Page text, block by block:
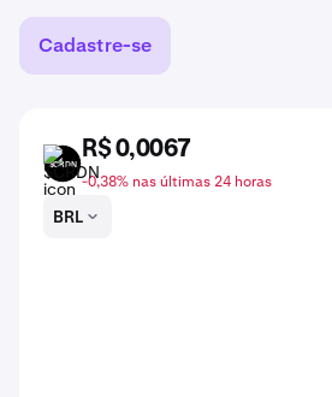
Cadastre-se
$CRDN
R$ 0,0067
-0,38% nas últimas 24 horas
BRL